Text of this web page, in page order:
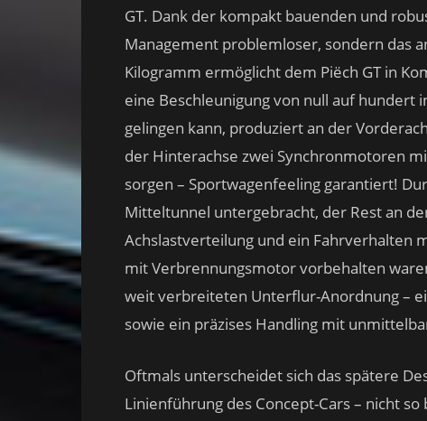
GT. Dank der kompakt bauenden und
Management problemloser, sondern das
Kilogramm ermöglicht dem Piëch GT in
eine Beschleunigung von null auf hundert
gelingen kann, produziert an der
der Hinterachse zwei Synchronmotoren
sorgen – Sportwagenfeeling garantiert!
Mitteltunnel untergebracht, der Rest an
Achslastverteilung und ein Fahrverhalten
mit Verbrennungsmotor vorbehalten
weit verbreiteten Unterflur-Anordnung –
sowie ein präzises Handling mit
Oftmals unterscheidet sich das spätere
Linienführung des Concept-Cars – nicht so